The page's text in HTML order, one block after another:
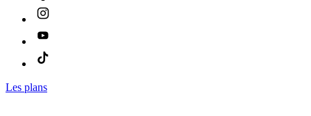
Les plans